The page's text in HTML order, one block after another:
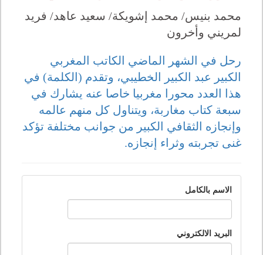
محمد بنيس/ محمد إشويكة/ سعيد عاهد/ فريد
لمريني وأخرون
رحل في الشهر الماضي الكاتب المغربي
الكبير عبد الكبير الخطيبي، وتقدم (الكلمة) في
هذا العدد محورا مغربيا خاصا عنه يشارك في
سبعة كتاب مغاربة، ويتناول كل منهم عالمه
وإنجازه الثقافي الكبير من جوانب مختلفة تؤكد
غنى تجربته وثراء إنجازه.
الاسم بالكامل
البريد الالكتروني